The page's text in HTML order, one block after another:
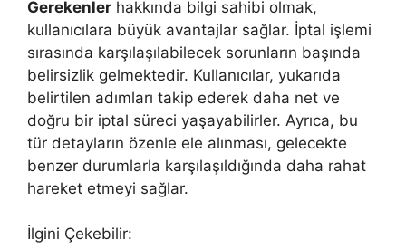
Gerekenler hakkında bilgi sahibi olmak,
kullanıcılara büyük avantajlar sağlar. İptal işlemi
sırasında karşılaşılabilecek sorunların başında
belirsizlik gelmektedir. Kullanıcılar, yukarıda
belirtilen adımları takip ederek daha net ve
doğru bir iptal süreci yaşayabilirler. Ayrıca, bu
tür detayların özenle ele alınması, gelecekte
benzer durumlarla karşılaşıldığında daha rahat
hareket etmeyi sağlar.
İlgini Çekebilir: